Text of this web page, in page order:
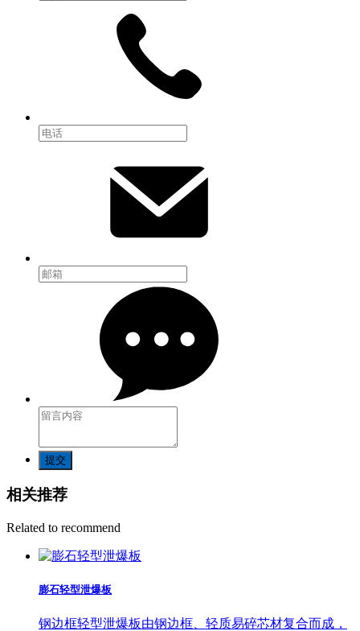
提交
相关推荐
Related to recommend
膨石轻型泄爆板
钢边框轻型泄爆板由钢边框、轻质易碎芯材复合而成，